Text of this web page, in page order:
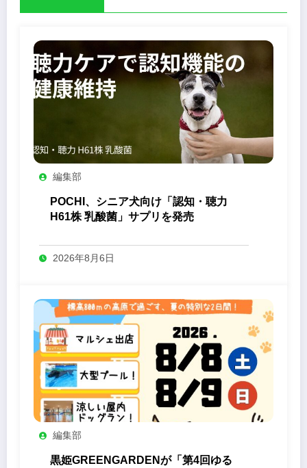
編集部
POCHI、シニア犬向け「認知・聴力
H61株 乳酸菌」サプリを発売
2026年8月6日
編集部
黒姫GREENGARDENが「第4回ゆる